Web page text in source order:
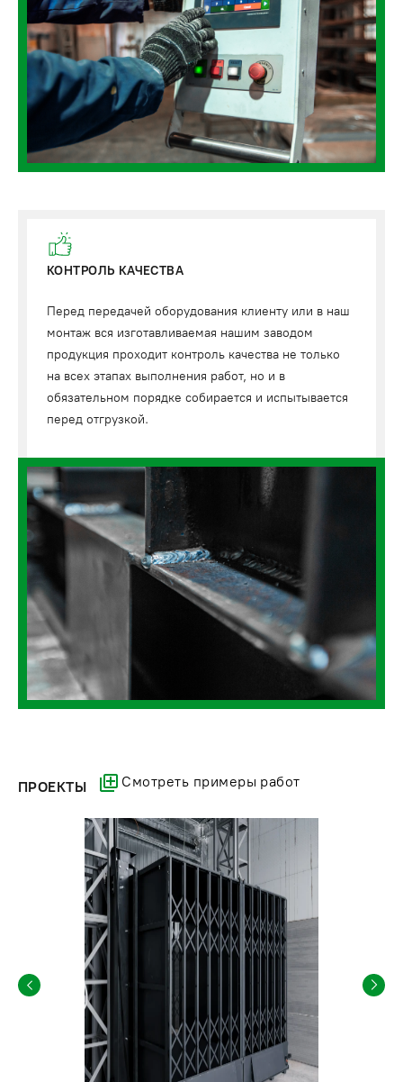
КОНТРОЛЬ КАЧЕСТВА
Перед передачей оборудования клиенту или в наш
монтаж вся изготавливаемая нашим заводом
продукция проходит контроль качества не только
на всех этапах выполнения работ, но и в
обязательном порядке собирается и испытывается
перед отгрузкой.
ПРОЕКТЫ Смотреть примеры работ